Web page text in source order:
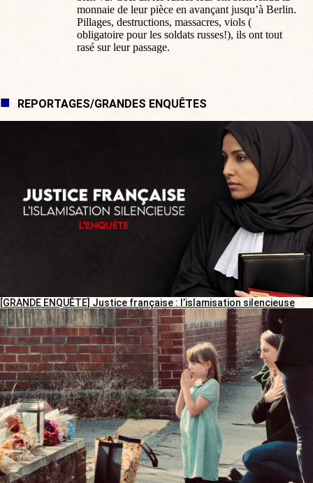
monnaie de leur pièce en avançant jusqu’à Berlin.
Pillages, destructions, massacres, viols (
obligatoire pour les soldats russes!), ils ont tout
rasé sur leur passage.
REPORTAGES/GRANDES ENQUÊTES
[GRANDE ENQUÊTE] Justice française : l’islamisation silencieuse